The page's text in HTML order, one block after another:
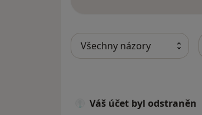
Váš účet byl odstraněn